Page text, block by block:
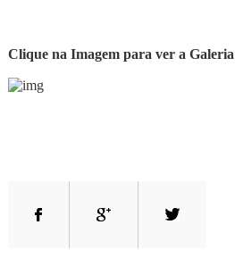
Clique na Imagem para ver a Galeria